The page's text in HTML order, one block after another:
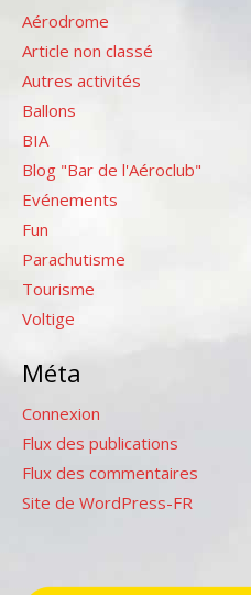
Aérodrome
Article non classé
Autres activités
Ballons
BIA
Blog "Bar de l'Aéroclub"
Evénements
Fun
Parachutisme
Tourisme
Voltige
Méta
Connexion
Flux des publications
Flux des commentaires
Site de WordPress-FR